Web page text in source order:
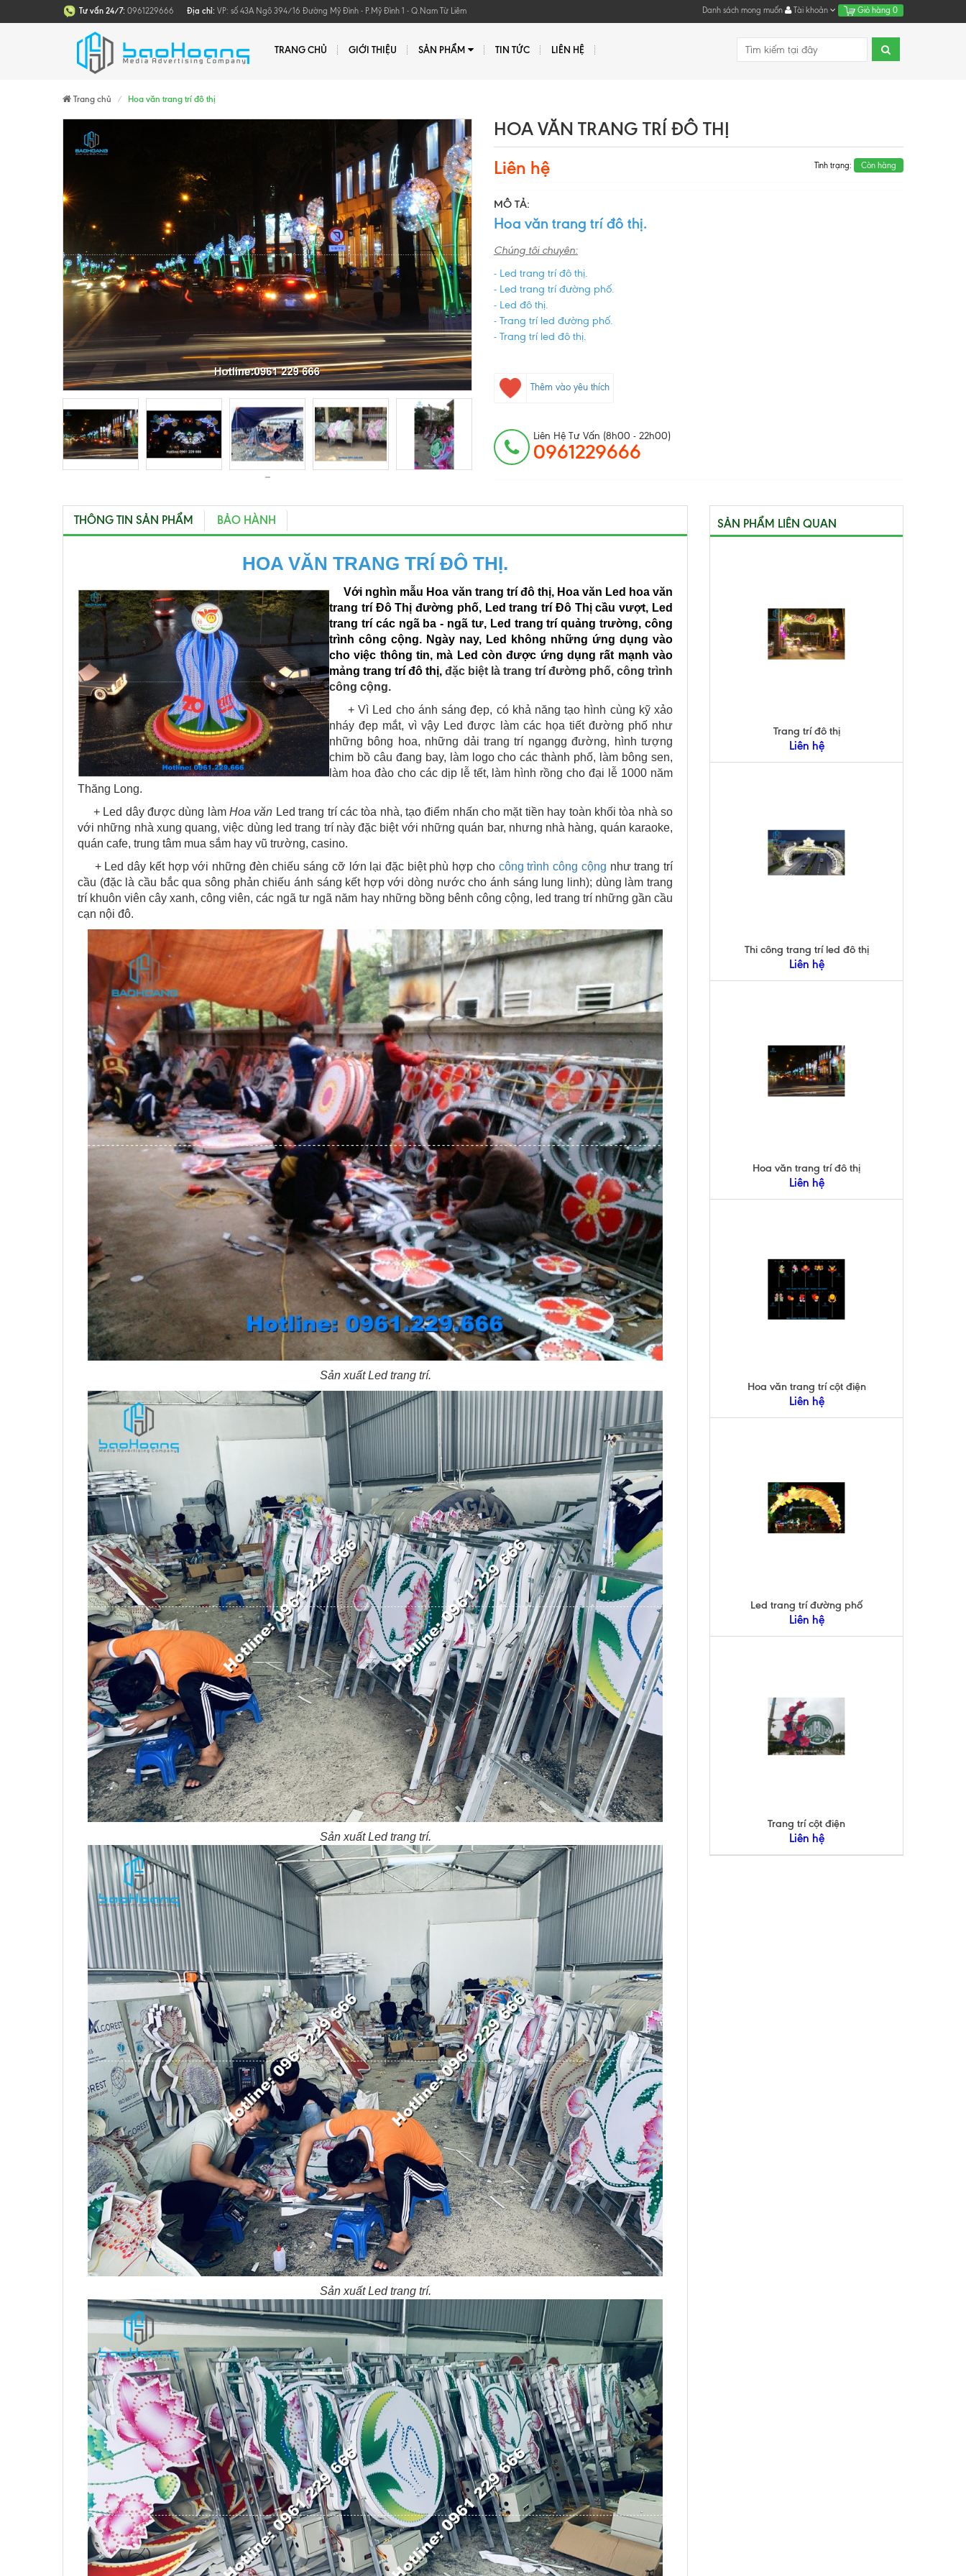
Tư vấn 24/7: 0961229666 Địa chỉ: VP: số 43A Ngõ 394/16 Đường Mỹ Đình - P.Mỹ Đình 1 - Q.Nam Từ Liêm Danh sách mong muốn Tài khoản Giỏ hàng 0
TRANG CHỦ GIỚI THIỆU SẢN PHẨM TIN TỨC LIÊN HỆ
Trang chủ Hoa văn trang trí đô thị
HOA VĂN TRANG TRÍ ĐÔ THỊ
Liên hệ
Tình trạng: Còn hàng
MÔ TẢ:
Hoa văn trang trí đô thị.
Chúng tôi chuyên:
- Led trang trí đô thị.
- Led trang trí đường phố.
- Led đô thị.
- Trang trí led đường phố.
- Trang trí led đô thị.
Thêm vào yêu thích
Liên Hệ Tư Vấn (8h00 - 22h00)
0961229666
THÔNG TIN SẢN PHẨM BẢO HÀNH
HOA VĂN TRANG TRÍ ĐÔ THỊ.
Với nghìn mẫu Hoa văn trang trí đô thị, Hoa văn Led hoa văn
trang trí Đô Thị đường phố, Led trang trí Đô Thị cầu vượt, Led
trang trí các ngã ba - ngã tư, Led trang trí quảng trường, công
trình công cộng. Ngày nay, Led không những ứng dụng vào
cho việc thông tin, mà Led còn được ứng dụng rất mạnh vào
mảng trang trí đô thị, đặc biệt là trang trí đường phố, công trình
công cộng.
+ Vì Led cho ánh sáng đẹp, có khả năng tạo hình cùng kỹ xảo
nháy đẹp mắt, vì vậy Led được làm các họa tiết đường phố như
những bông hoa, những dải trang trí ngangg đường, hình tượng
chim bồ câu đang bay, làm logo cho các thành phố, làm bông sen,
làm hoa đào cho các dịp lễ tết, làm hình rồng cho đại lễ 1000 năm
Thăng Long.
+ Led dây được dùng làmHoa văn Led trang trí các tòa nhà, tạo điểm nhấn cho mặt tiền hay toàn khối tòa nhà so
với những nhà xung quang, việc dùng led trang trí này đặc biệt với những quán bar, nhưng nhà hàng, quán karaoke,
quán cafe, trung tâm mua sắm hay vũ trường, casino.
+ Led dây kết hợp với những đèn chiếu sáng cỡ lớn lại đặc biệt phù hợp cho công trình công cộng như trang trí
cầu (đặc là cầu bắc qua sông phản chiếu ánh sáng kết hợp với dòng nước cho ánh sáng lung linh); dùng làm trang
trí khuôn viên cây xanh, công viên, các ngã tư ngã năm hay những bồng bênh công cộng, led trang trí những gần cầu
cạn nội đô.
Sản xuất Led trang trí.
Sản xuất Led trang trí.
Sản xuất Led trang trí.
SẢN PHẨM LIÊN QUAN
Trang trí đô thị
Liên hệ
Thi công trang trí led đô thị
Liên hệ
Hoa văn trang trí đô thị
Liên hệ
Hoa văn trang trí cột điện
Liên hệ
Led trang trí đường phố
Liên hệ
Trang trí cột điện
Liên hệ